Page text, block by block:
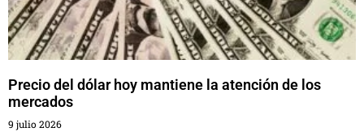
Precio del dólar hoy mantiene la atención de los
mercados
9 julio 2026